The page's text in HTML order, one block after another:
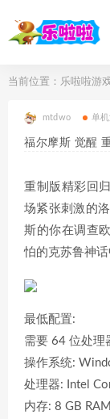
当前位置： 乐啦啦游
mtdwo 单
福尔摩斯 觉醒
重制版精彩回
场紧张刺激的
斯的你在调查
怕的克苏鲁神话
最低配置:
需要 64 位处理
操作系统:
处理器: Intel
内存: 8 GB RAM